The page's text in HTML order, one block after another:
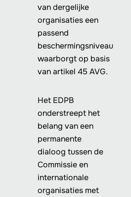
van dergelijke
organisaties een
passend
beschermingsniveau
waarborgt op basis
van artikel 45 AVG.
Het EDPB
onderstreept het
belang van een
permanente
dialoog tussen de
Commissie en
internationale
organisaties met